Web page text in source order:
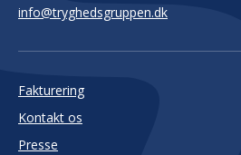
info@tryghedsgruppen.dk
Fakturering
Kontakt os
Presse